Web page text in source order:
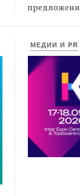
МЕДИИ И PR